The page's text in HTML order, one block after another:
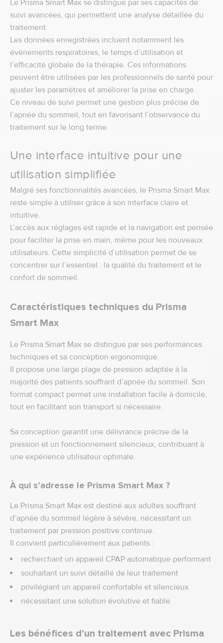
Le Prisma Smart Max se distingue par ses capacités de
suivi avancées, qui permettent une analyse détaillée du
traitement.
Les données enregistrées incluent notamment les
événements respiratoires, le temps d’utilisation et
l’efficacité globale de la thérapie. Ces informations
peuvent être utilisées par les professionnels de santé pour
ajuster les paramètres et améliorer la prise en charge.
Ce niveau de suivi permet une gestion plus précise de
l’apnée du sommeil, tout en favorisant l’observance du
traitement sur le long terme.
Une interface intuitive pour une
utilisation simplifiée
Malgré ses fonctionnalités avancées, le Prisma Smart Max
reste simple à utiliser grâce à son interface claire et
intuitive.
L’accès aux réglages est rapide et la navigation est pensée
pour faciliter la prise en main, même pour les nouveaux
utilisateurs. Cette simplicité d’utilisation permet de se
concentrer sur l’essentiel : la qualité du traitement et le
confort de sommeil.
Caractéristiques techniques du Prisma
Smart Max
Le Prisma Smart Max se distingue par ses performances
techniques et sa conception ergonomique.
Il propose une large plage de pression adaptée à la
majorité des patients souffrant d’apnée du sommeil. Son
format compact permet une installation facile à domicile,
tout en facilitant son transport si nécessaire.
Sa conception garantit une délivrance précise de la
pression et un fonctionnement silencieux, contribuant à
une expérience utilisateur optimale.
À qui s’adresse le Prisma Smart Max ?
Le Prisma Smart Max est destiné aux adultes souffrant
d’apnée du sommeil légère à sévère, nécessitant un
traitement par pression positive continue.
Il convient particulièrement aux patients :
recherchant un appareil CPAP automatique performant
souhaitant un suivi détaillé de leur traitement
privilégiant un appareil confortable et silencieux
nécessitant une solution évolutive et fiable
Les bénéfices d’un traitement avec Prisma